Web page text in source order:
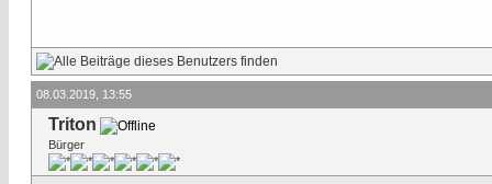
08.03.2019, 13:55
Triton
Bürger